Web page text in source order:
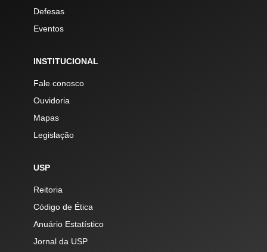
Defesas
Eventos
INSTITUCIONAL
Fale conosco
Ouvidoria
Mapas
Legislação
USP
Reitoria
Código de Ética
Anuário Estatístico
Jornal da USP